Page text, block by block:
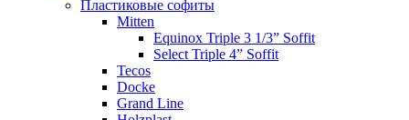
Пластиковые софиты
Mitten
Equinox Triple 3 1/3” Soffit
Select Triple 4” Soffit
Tecos
Docke
Grand Line